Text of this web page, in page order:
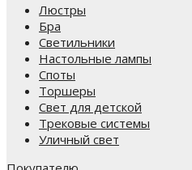
Люстры
Бра
Светильники
Настольные лампы
Споты
Торшеры
Свет для детской
Трековые системы
Уличный свет